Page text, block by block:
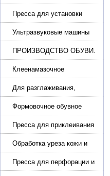
жемчуга, бусин, заклепок и
фурнитура
Пресса для установки
фурнитуры: блочка,
люверсы, петля
Ультразвуковые машины
для сварки
ПРОИЗВОДСТВО ОБУВИ.
Машины для изготовления
обуви
Клеенамазочное
оборудование и активаторы
клея
Для разглаживания,
разбивания и герметизации
шва
Формовочное обувное
оборудование
Пресса для приклеивания
подошвы и прибивки
каблука
Обработка уреза кожи и
покрасочные камеры
Пресса для перфорации и
тиснения